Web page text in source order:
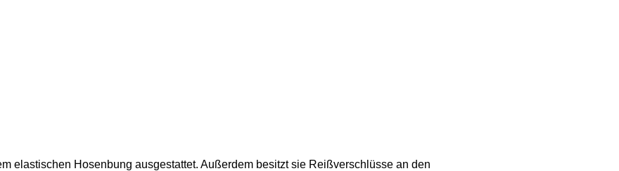
elastischen Hosenbung ausgestattet. Außerdem besitzt sie Reißverschlüsse an den